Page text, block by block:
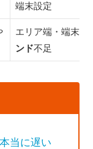
端末設定
エリア端・端末の
ンド不足
当に遅い